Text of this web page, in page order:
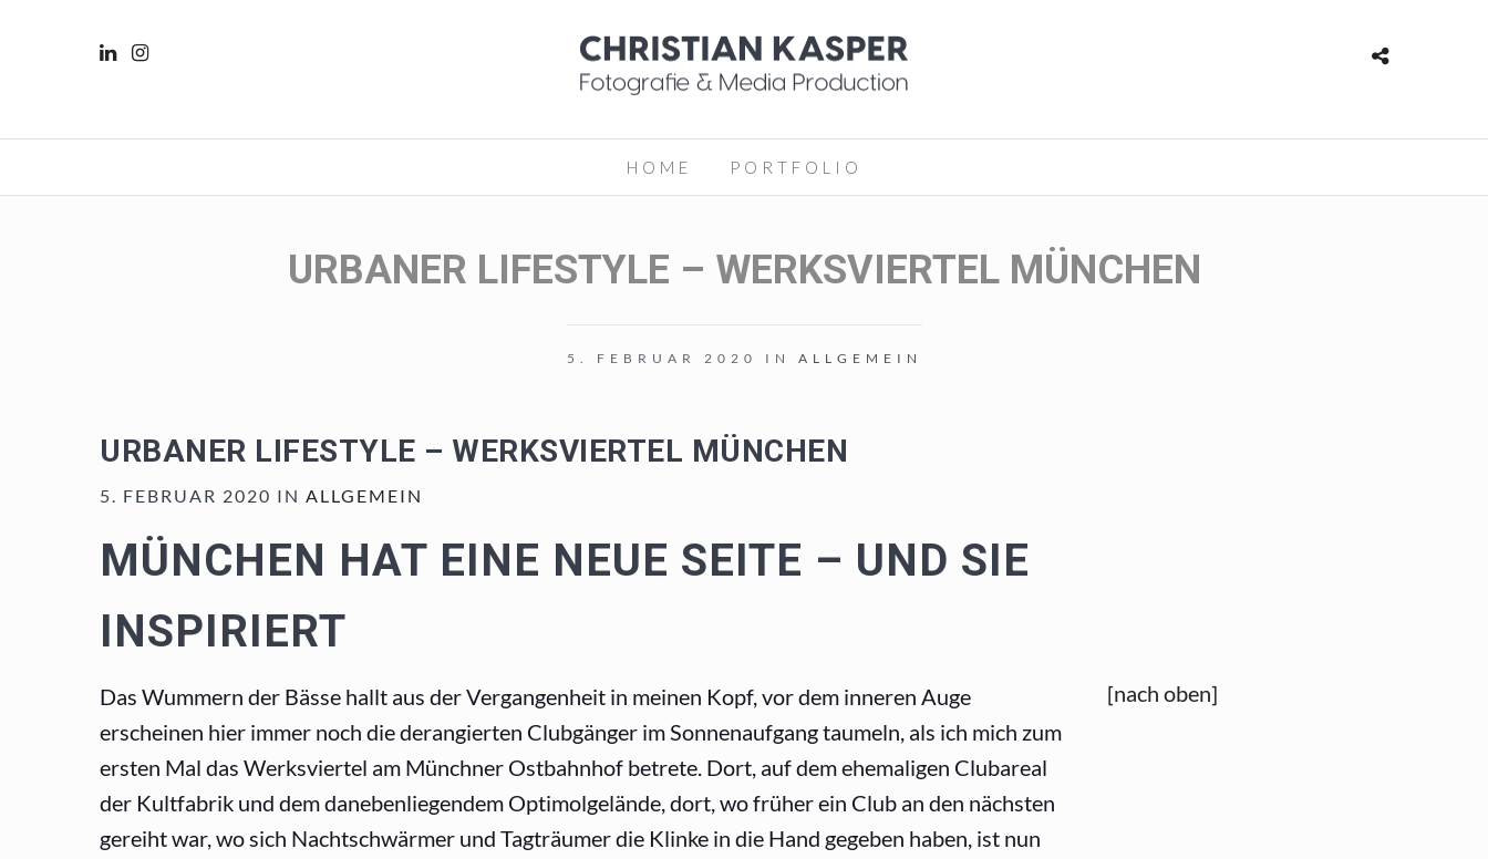
HOME PORTFOLIO
URBANER LIFESTYLE – WERKSVIERTEL MÜNCHEN
5. FEBRUAR 2020 IN ALLGEMEIN
URBANER LIFESTYLE – WERKSVIERTEL MÜNCHEN
5. FEBRUAR 2020 IN ALLGEMEIN
MÜNCHEN HAT EINE NEUE SEITE – UND SIE
INSPIRIERT
Das Wummern der Bässe hallt aus der Vergangenheit in meinen Kopf, vor dem inneren Auge
erscheinen hier immer noch die derangierten Clubgänger im Sonnenaufgang taumeln, als ich mich zum
ersten Mal das Werksviertel am Münchner Ostbahnhof betrete. Dort, auf dem ehemaligen Clubareal
der Kultfabrik und dem danebenliegendem Optimolgelände, dort, wo früher ein Club an den nächsten
gereiht war, wo sich Nachtschwärmer und Tagträumer die Klinke in die Hand gegeben haben, ist nun
[nach oben]